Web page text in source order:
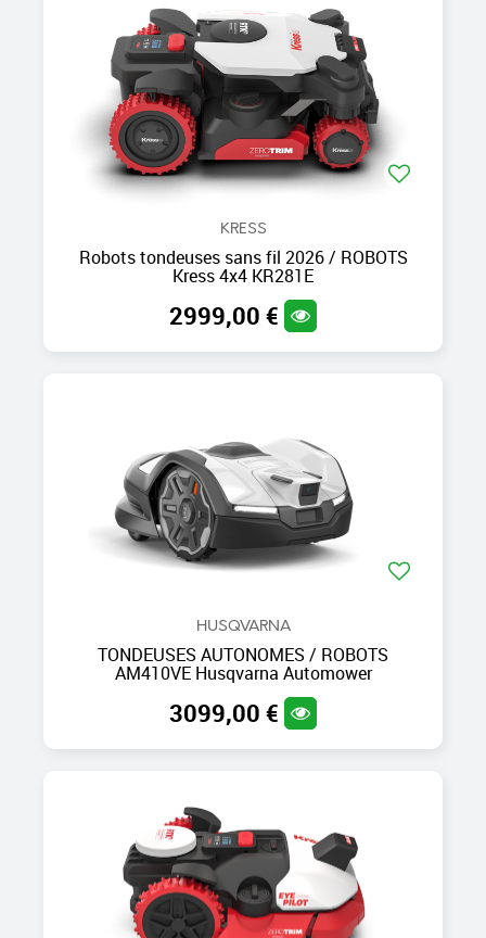
KRESS
Robots tondeuses sans fil 2026 / ROBOTS
Kress 4x4 KR281E
2999,00 €
HUSQVARNA
TONDEUSES AUTONOMES / ROBOTS
AM410VE Husqvarna Automower
3099,00 €